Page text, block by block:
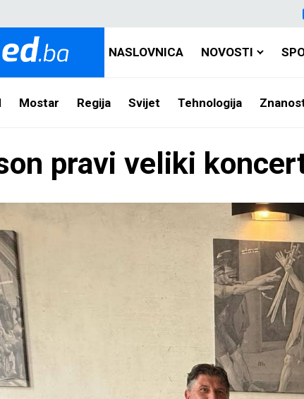
NASLOVNICA NOVOSTI
Mostar Regija Svijet Tehnologija
pravi veliki